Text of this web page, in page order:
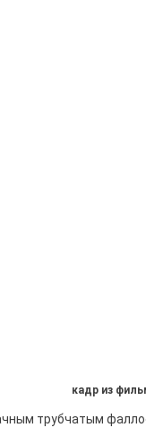
кадр из
трубчатым